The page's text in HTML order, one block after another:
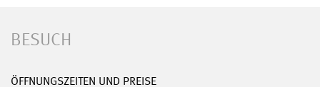
BESUCH
ÖFFNUNGSZEITEN UND PREISE